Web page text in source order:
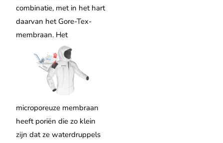
combinatie, met in het hart
daarvan het Gore-Tex-
membraan. Het
microporeuze membraan
heeft poriën die zo klein
zijn dat ze waterdruppels